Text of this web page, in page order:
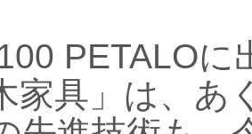
PETALO
家具」は、